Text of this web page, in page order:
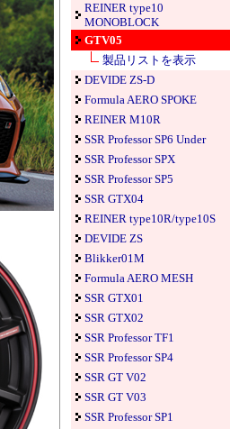
REINER type10
MONOBLOCK
GTV05
製品リストを表示
DEVIDE ZS-D
Formula AERO SPOKE
REINER M10R
SSR Professor SP6 Under
SSR Professor SPX
SSR Professor SP5
SSR GTX04
REINER type10R/type10S
DEVIDE ZS
Blikker01M
Formula AERO MESH
SSR GTX01
SSR GTX02
SSR Professor TF1
SSR Professor SP4
SSR GT V02
SSR GT V03
SSR Professor SP1